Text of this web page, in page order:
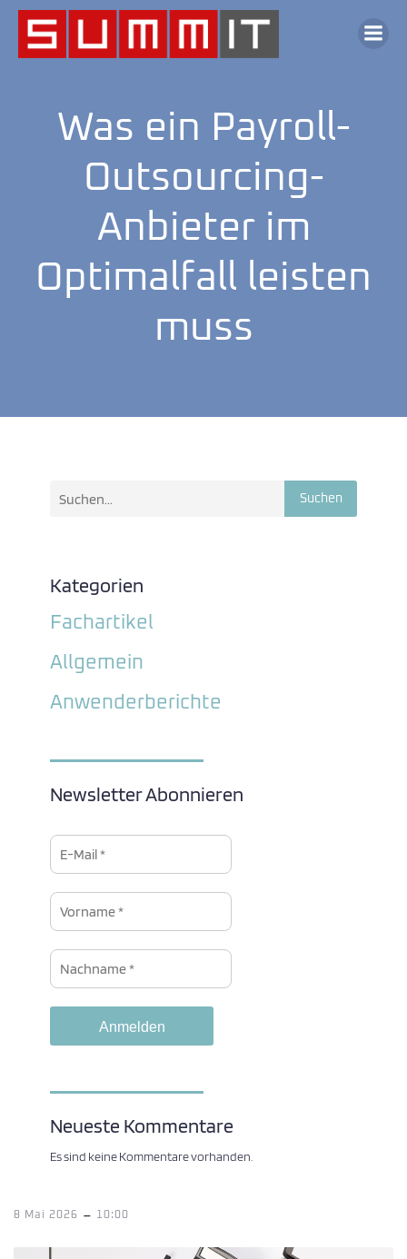
Was ein Payroll-
Outsourcing-
Anbieter im
Optimalfall leisten
muss
Suchen
Kategorien
Fachartikel
Allgemein
Anwenderberichte
Newsletter Abonnieren
Neueste Kommentare
Es sind keine Kommentare vorhanden.
8 Mai 2026 - 10:00